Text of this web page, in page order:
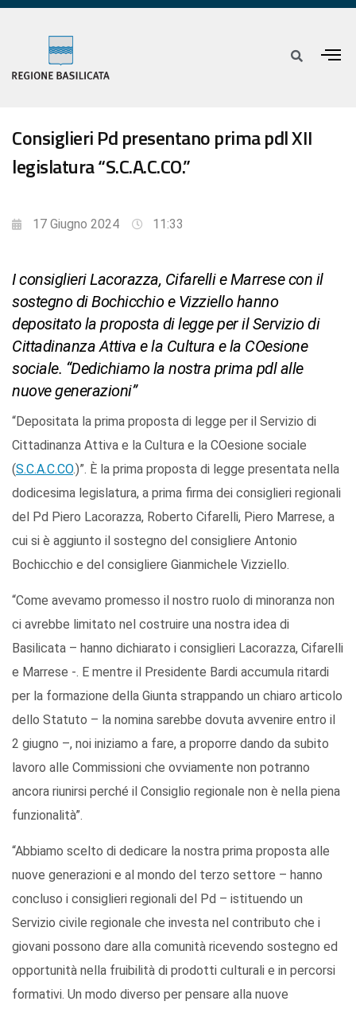
Consiglieri Pd presentano prima pdl XII
legislatura “S.C.A.C.CO.”
17 Giugno 2024 11:33
I consiglieri Lacorazza, Cifarelli e Marrese con il
sostegno di Bochicchio e Vizziello hanno
depositato la proposta di legge per il Servizio di
Cittadinanza Attiva e la Cultura e la COesione
sociale. “Dedichiamo la nostra prima pdl alle
nuove generazioni”
“Depositata la prima proposta di legge per il Servizio di
Cittadinanza Attiva e la Cultura e la COesione sociale
(S.C.A.C.CO.)”. È la prima proposta di legge presentata nella
dodicesima legislatura, a prima firma dei consiglieri regionali
del Pd Piero Lacorazza, Roberto Cifarelli, Piero Marrese, a
cui si è aggiunto il sostegno del consigliere Antonio
Bochicchio e del consigliere Gianmichele Vizziello.
“Come avevamo promesso il nostro ruolo di minoranza non
ci avrebbe limitato nel costruire una nostra idea di
Basilicata – hanno dichiarato i consiglieri Lacorazza, Cifarelli
e Marrese -. E mentre il Presidente Bardi accumula ritardi
per la formazione della Giunta strappando un chiaro articolo
dello Statuto – la nomina sarebbe dovuta avvenire entro il
2 giugno –, noi iniziamo a fare, a proporre dando da subito
lavoro alle Commissioni che ovviamente non potranno
ancora riunirsi perché il Consiglio regionale non è nella piena
funzionalità”.
“Abbiamo scelto di dedicare la nostra prima proposta alle
nuove generazioni e al mondo del terzo settore – hanno
concluso i consiglieri regionali del Pd – istituendo un
Servizio civile regionale che investa nel contributo che i
giovani possono dare alla comunità ricevendo sostegno ed
opportunità nella fruibilità di prodotti culturali e in percorsi
formativi. Un modo diverso per pensare alla nuove